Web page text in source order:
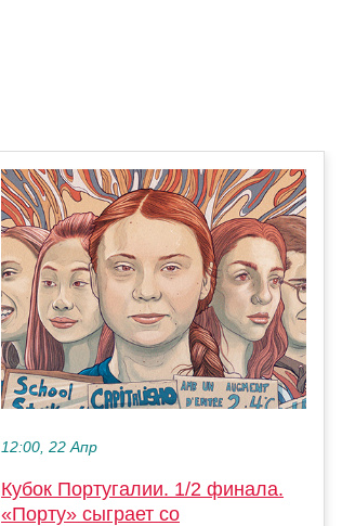
12:00, 22 Апр
Кубок Португалии. 1/2 финала.
«Порту» сыграет со